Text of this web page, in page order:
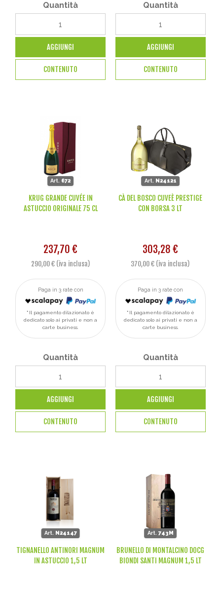
Quantità
AGGIUNGI
CONTENUTO
Quantità
AGGIUNGI
CONTENUTO
Art. 672
KRUG GRANDE CUVÉE IN
ASTUCCIO ORIGINALE 75 CL
237,70 €
290,00 € (iva inclusa)
Paga in 3 rate con
Il pagamento dilazionato è
dedicato solo ai privati e non a
carte business.
Quantità
AGGIUNGI
CONTENUTO
Art. N24121
CÀ DEL BOSCO CUVEÈ PRESTIGE
CON BORSA 3 LT
303,28 €
370,00 € (iva inclusa)
Paga in 3 rate con
Il pagamento dilazionato è
dedicato solo ai privati e non a
carte business.
Quantità
AGGIUNGI
CONTENUTO
Art. N24147
TIGNANELLO ANTINORI MAGNUM
IN ASTUCCIO 1,5 LT
Art. 743M
BRUNELLO DI MONTALCINO DOCG
BIONDI SANTI MAGNUM 1,5 LT